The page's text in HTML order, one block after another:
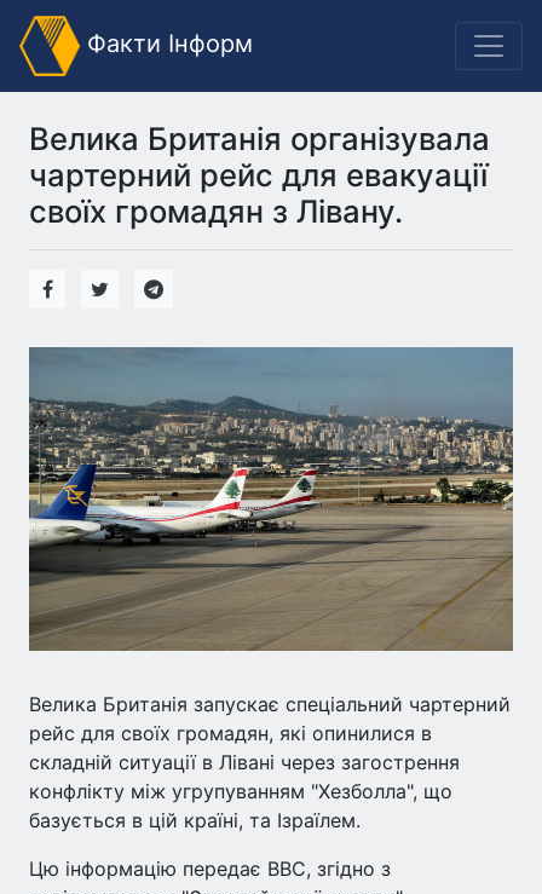
Факти Інформ
Велика Британія організувала
чартерний рейс для евакуації
своїх громадян з Лівану.
Велика Британія запускає спеціальний чартерний
рейс для своїх громадян, які опинилися в
складній ситуації в Лівані через загострення
конфлікту між угрупуванням "Хезболла", що
базується в цій країні, та Ізраїлем.
Цю інформацію передає BBC, згідно з